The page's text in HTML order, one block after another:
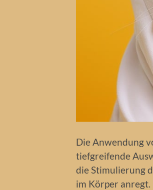
Die Anwendung
tiefgreifende
die Stimulierung
im Körper anregt.